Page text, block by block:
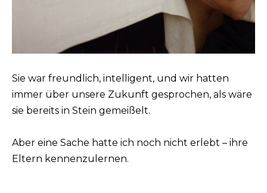
Sie war freundlich, intelligent, und wir hatten
immer über unsere Zukunft gesprochen, als wäre
sie bereits in Stein gemeißelt.
Aber eine Sache hatte ich noch nicht erlebt – ihre
Eltern kennenzulernen.